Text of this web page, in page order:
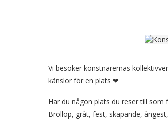
Vi besöker konstnärernas
känslor för en plats ❤
Har du någon plats du reser till som
Bröllop, gråt, fest, skapande,